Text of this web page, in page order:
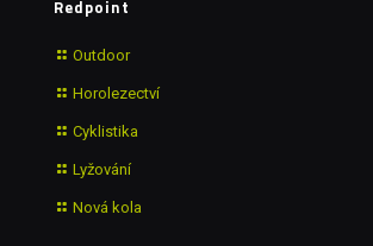
Redpoint
Outdoor
Horolezectví
Cyklistika
Lyžování
Nová kola